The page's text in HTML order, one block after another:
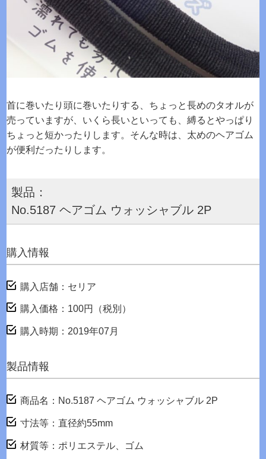
首に巻いたり頭に巻いたりする、ちょっと長めのタオルが
売っていますが、いくら長いといっても、縛るとやっぱり
ちょっと短かったりします。そんな時は、太めのヘアゴム
が便利だったりします。
製品：
No.5187 ヘアゴム ウォッシャブル 2P
購入情報
購入店舗：セリア
購入価格：100円（税別）
購入時期：2019年07月
製品情報
商品名：No.5187 ヘアゴム ウォッシャブル 2P
寸法等：直径約55mm
材質等：ポリエステル、ゴム